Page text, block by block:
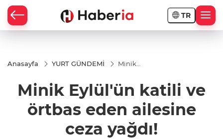
TR
Anasayfa YURT GÜNDEMİ
Minik
örtbas
eden
ailesine
ceza
Minik Eylül'ün katili ve
örtbas eden ailesine
ceza yağdı!